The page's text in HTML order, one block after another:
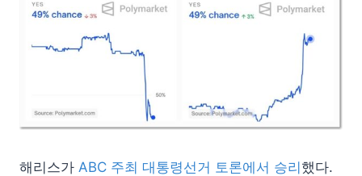
해리스가 ABC 주최 대통령선거 토론에서 승리했다.